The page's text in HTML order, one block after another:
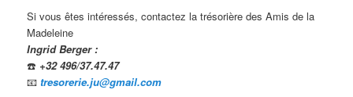
Si vous êtes intéressés, contactez la trésorière des Amis de la
Madeleine
Ingrid Berger :
☎️ +32 496/37.47.47
📧tresorerie.ju@gmail.com